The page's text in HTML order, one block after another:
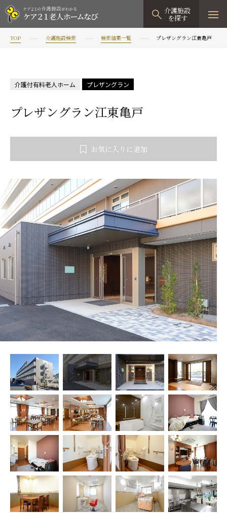
介護施設
を探す
TOPページ
資料請求
見学予約
有料老人ホーム
有料老人ホームTOP
プレザンリュクス
プレザングラン
プレザンメゾン
有料老人ホームとは
グループホーム
認知症対応型グループホームTOP
たのしい家
認知症対応型グループホームとは
認知症のおはなし
小規模多機能型居宅介護
小規模多機能型居宅介護TOP
たのしい家
小規模多機能型居宅介護とは
tel0120-944-821
9:00～18:00（年末年始を除く）
お問い合わせフォーム
お気に入り 資料請求 見学予約
ご入居までの流れ
介護保険の仕組み
FAQ
運営会社
プライバシーポリシー
採用情報
TOP 介護施設検索 検索結果一覧 プレザングラン江東亀戸
介護付有料老人ホーム プレザングラン
プレザングラン江東亀戸
お気に入りに追加